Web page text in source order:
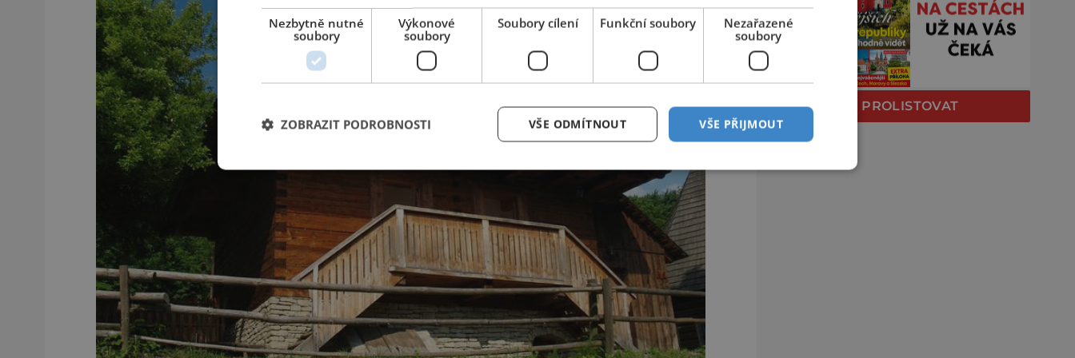
PROLISTOVAT
Nezbytně nutné
soubory
Výkonové
soubory
Soubory cílení Funkční soubory
Nezařazené
soubory
VŠE PŘIJMOUT
VŠE ODMÍTNOUT
ZOBRAZIT PODROBNOSTI